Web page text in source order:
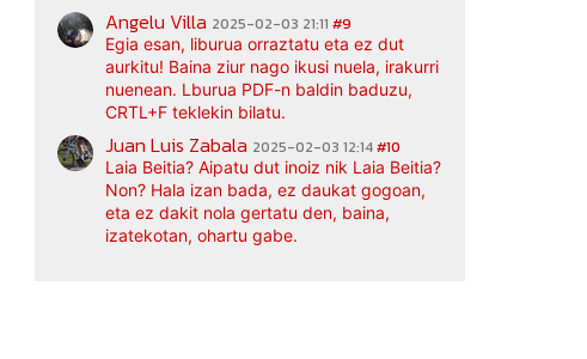
Angelu Villa 2025-02-03 21:11 #9
Egia esan, liburua orraztatu eta ez dut
aurkitu! Baina ziur nago ikusi nuela, irakurri
nuenean. Lburua PDF-n baldin baduzu,
CRTL+F teklekin bilatu.
Juan Luis Zabala 2025-02-03 12:14#10
Laia Beitia? Aipatu dut inoiz nik Laia Beitia?
Non? Hala izan bada, ez daukat gogoan,
eta ez dakit nola gertatu den, baina,
izatekotan, ohartu gabe.